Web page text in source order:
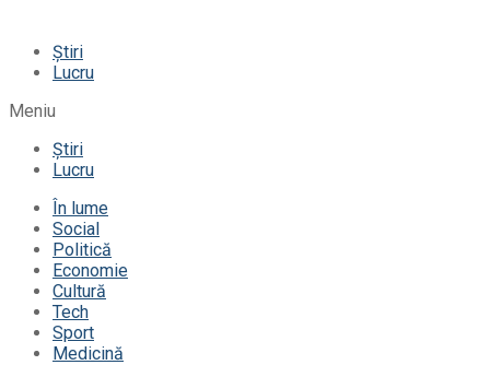
Știri
Lucru
Meniu
Știri
Lucru
În lume
Social
Politică
Economie
Cultură
Tech
Sport
Medicină